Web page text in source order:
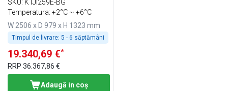
frontal drept
SKU: KTJI259E-BG
Temperatura: +2°C ~ +6°C
W 2506 x D 979 x H 1323 mm
Timpul de livrare: 5 - 6 săptămâni
19.340,69 €*
RRP 36.367,86 €
Adaugă in coş